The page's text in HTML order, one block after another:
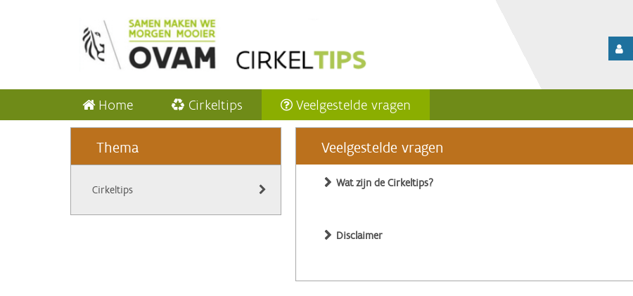
Home Cirkeltips Veelgestelde vragen
Thema
Cirkeltips
Veelgestelde vragen
Wat zijn de Cirkeltips?
Disclaimer